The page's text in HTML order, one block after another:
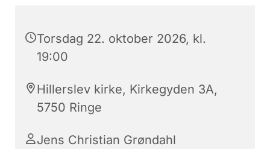
Torsdag 22. oktober 2026, kl.
19:00
Hillerslev kirke, Kirkegyden 3A,
5750 Ringe
Jens Christian Grøndahl